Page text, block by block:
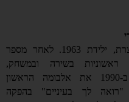
הפקה בפועל וניהול אישי:
דורון ליניק
זמרת ויוצרת, ילידת 1963. לאחר מספר
ראשוניות בשירה ובמשחק,
הוציאה ב-1990 את אלבומה הראשון
"רואה לך בעיניים" בהפקה